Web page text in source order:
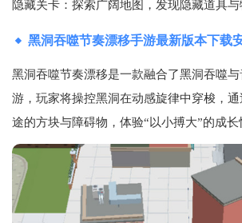
隐藏关卡‌：探索广阔地图，发现隐藏道具与
黑洞吞噬节奏漂移手游最新版本下载
黑洞吞噬节奏漂移是一款融合了黑洞吞噬
游，玩家将操控黑洞在动感旋律中穿梭，
途的方块与障碍物，体验“以小搏大”的成长